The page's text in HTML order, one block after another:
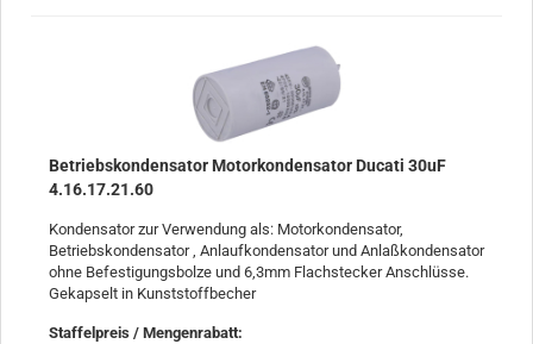
Betriebskondensator Motorkondensator Ducati 30uF
4.16.17.21.60
Kondensator zur Verwendung als: Motorkondensator,
Betriebskondensator , Anlaufkondensator und Anlaßkondensator
ohne Befestigungsbolze und 6,3mm Flachstecker Anschlüsse.
Gekapselt in Kunststoffbecher
Staffelpreis / Mengenrabatt: